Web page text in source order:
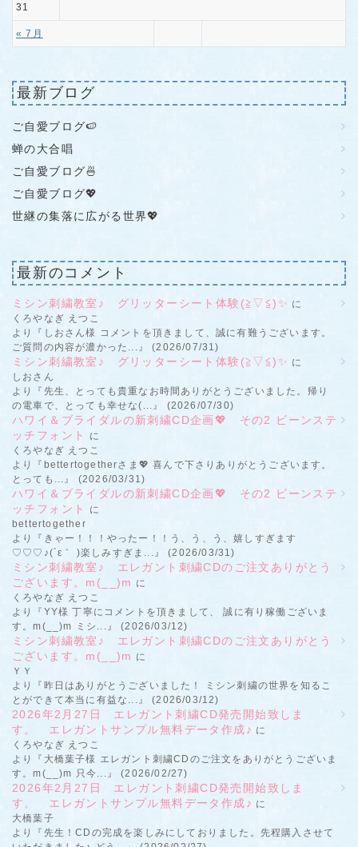
« 7月
31
最新ブログ
ご自愛ブログ🍉
蝉の大合唱
ご自愛ブログ🍜
ご自愛ブログ💖
世継の集落に広がる世界💖
最新のコメント
ミシン刺繍教室♪ グリッターシート体験(≧▽≦)✨ に
くろやなぎ えつこ
より『しおさん様 コメントを頂きまして、誠に有難うございます。
ご質問の内容が濃かった...』 (2026/07/31)
ミシン刺繍教室♪ グリッターシート体験(≧▽≦)✨ に
しおさん
より『先生、とっても貴重なお時間ありがとうございました。帰り
の電車で、とっても幸せな(...』 (2026/07/30)
ハワイ＆ブライダルの新刺繍CD企画💖 その2 ビーンステ
ッチフォント
に
くろやなぎ えつこ
より『bettertogetherさま💖 喜んで下さりありがとうございます。
とっても...』 (2026/03/31)
ハワイ＆ブライダルの新刺繍CD企画💖 その2 ビーンステ
ッチフォント
に
bettertogether
より『きゃー！！！やったー！！う、う、う、嬉しすぎます
♡♡♡♪(´ε｀ )楽しみすぎま...』 (2026/03/31)
ミシン刺繍教室♪ エレガント刺繍CDのご注文ありがとう
ございます。m(__)m に
くろやなぎ えつこ
より『YY様 丁寧にコメントを頂きまして、 誠に有り稼働ございま
す。m(__)m ミシ...』 (2026/03/12)
ミシン刺繍教室♪ エレガント刺繍CDのご注文ありがとう
ございます。m(__)m に
ＹＹ
より『昨日はありがとうございました！ ミシン刺繍の世界を知るこ
とができて本当に有益な...』 (2026/03/12)
2026年2月27日 エレガント刺繍CD発売開始致しま
す。 エレガントサンプル無料データ作成♪ に
くろやなぎ えつこ
より『大橋葉子様 エレガント刺繍CDのご注文をありがとうございま
す。m(__)m 只今...』 (2026/02/27)
2026年2月27日 エレガント刺繍CD発売開始致しま
す。 エレガントサンプル無料データ作成♪ に
大橋葉子
より『先生！CDの完成を楽しみにしておりました。先程購入させて